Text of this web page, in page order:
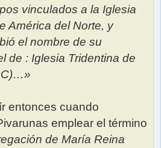
vinculados a la Iglesia
América del Norte, y
el nombre de su
de : Iglesia Tridentina de
entonces cuando
emplear el término
de María Reina